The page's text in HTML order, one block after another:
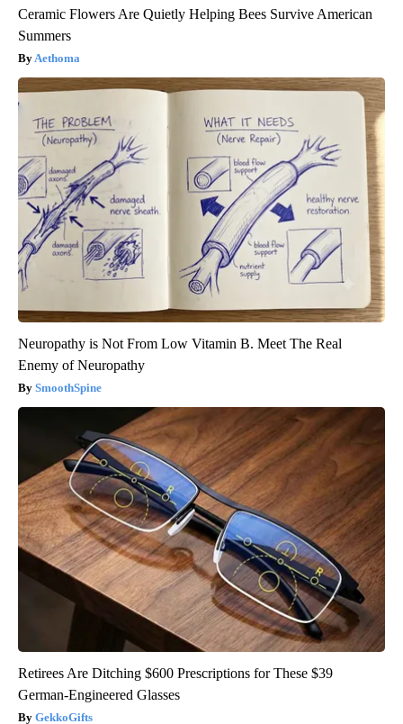
Ceramic Flowers Are Quietly Helping Bees Survive American
Summers
Aethoma
Neuropathy is Not From Low Vitamin B. Meet The Real
Enemy of Neuropathy
SmoothSpine
Retirees Are Ditching $600 Prescriptions for These $39
German-Engineered Glasses
GekkoGifts